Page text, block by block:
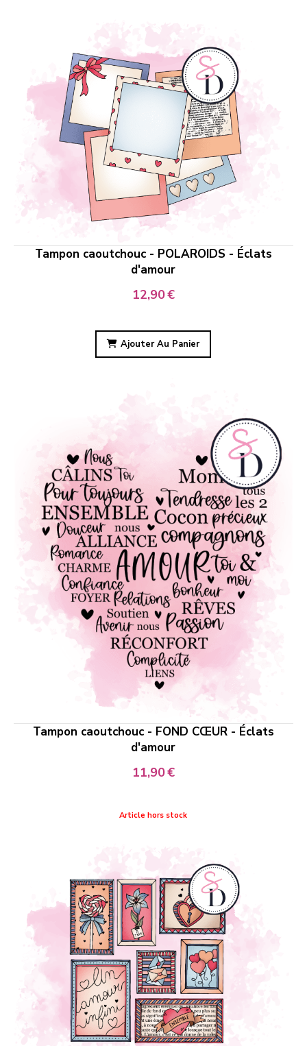
Tampon caoutchouc - POLAROIDS - Éclats
d'amour
12,90€
Ajouter Au Panier
Tampon caoutchouc - FOND CŒUR - Éclats
d'amour
11,90€
Article hors stock